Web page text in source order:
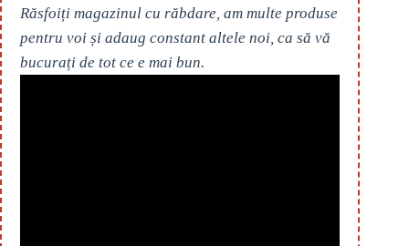
Răsfoiți magazinul cu răbdare, am multe produse
pentru voi și adaug constant altele noi, ca să vă
bucurați de tot ce e mai bun.